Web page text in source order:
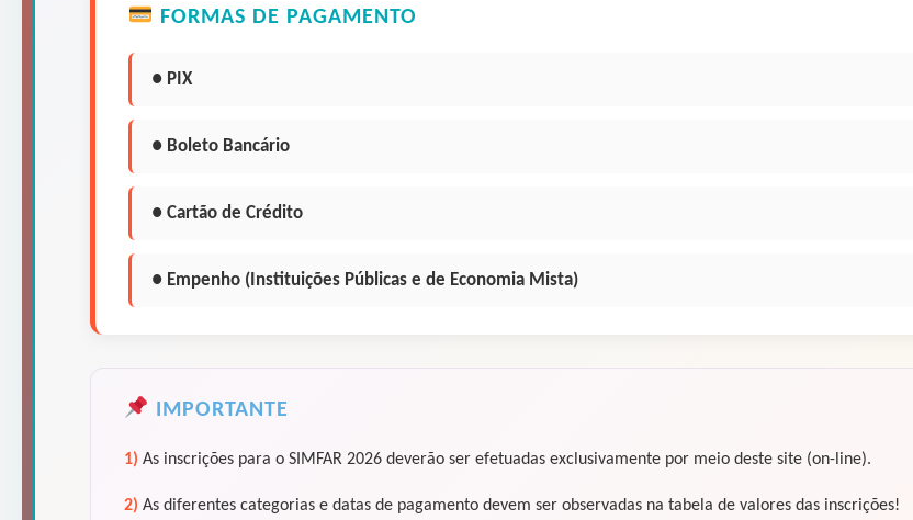
FORMAS DE PAGAMENTO
● PIX
● Boleto Bancário
● Cartão de Crédito
● Empenho (Instituições Públicas e de Economia Mista)
IMPORTANTE
1) As inscrições para o SIMFAR 2026 deverão ser efetuadas exclusivamente por meio deste site (on-line).
2) As diferentes categorias e datas de pagamento devem ser observadas na tabela de valores das inscrições!